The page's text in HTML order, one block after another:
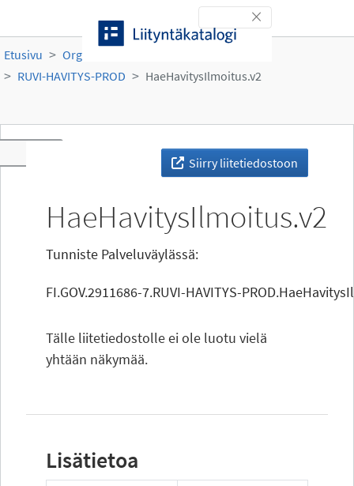
Toggle navigation
Etusivu Organisaatiot
RUVI-HAVITYS-PROD
HaeHavitysIlmoitus.v2
Siirry liitetiedostoon
HaeHavitysIlmoitus.v2
Tunniste Palveluväylässä:
FI.GOV.2911686-7.RUVI-HAVITYS-
Tälle liitetiedostolle ei ole luotu vielä
yhtään näkymää.
Lisätietoa